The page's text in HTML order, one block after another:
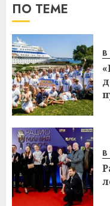
ПО ТЕМЕ
В
В